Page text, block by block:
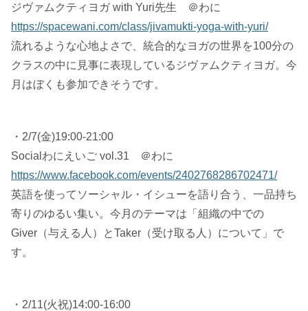
ジヴァムクティヨガ with Yuri先生 ＠わに
https://spacewani.com/class/jivamukti-yoga-with-yuri/
流れるような心地よさで、統合的なヨガの世界を100分の
クラスの中に見事に表現しているジヴァムクティヨガ。今
月はぼくも参加できそうです。
・2/7(金)19:00-21:00
Socialわにえいご vol.31 ＠わに
https://www.facebook.com/events/2402768286702471/
英語を使ってソーシャル・イシューを語り合う、一品持ち
寄りのゆるい集い。今月のテーマは「組織の中での
Giver（与える人）とTaker（受け取る人）について」で
す。
・2/11(火祝)14:00-16:00